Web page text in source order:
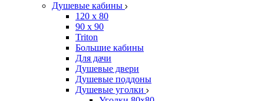
Душевые кабины
120 x 80
90 х 90
Triton
Большие кабины
Для дачи
Душевые двери
Душевые поддоны
Душевые уголки